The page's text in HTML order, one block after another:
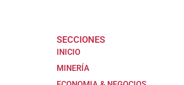
SECCIONES
INICIO
MINERÍA